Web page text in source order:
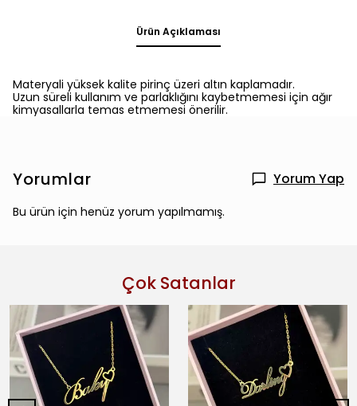
Ürün Açıklaması
Materyali yüksek kalite pirinç üzeri altın kaplamadır.
Uzun süreli kullanım ve parlaklığını kaybetmemesi için ağır
kimyasallarla temas etmemesi önerilir.
Yorumlar Yorum Yap
Bu ürün için henüz yorum yapılmamış.
Çok Satanlar